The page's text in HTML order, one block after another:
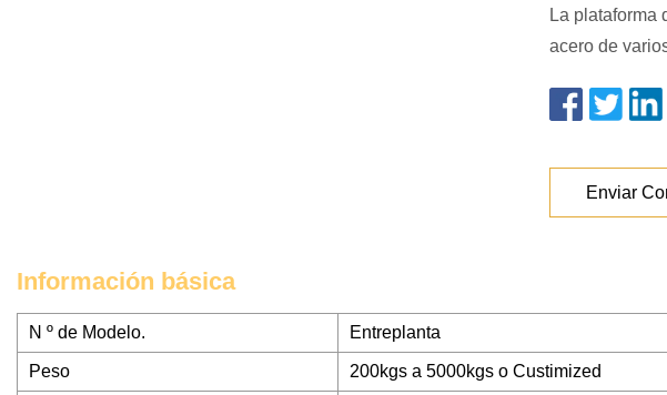
La plataforma
acero de
Enviar
Información básica
N º de Modelo. Entreplanta
Peso 200kgs a 5000kgs o Custimized